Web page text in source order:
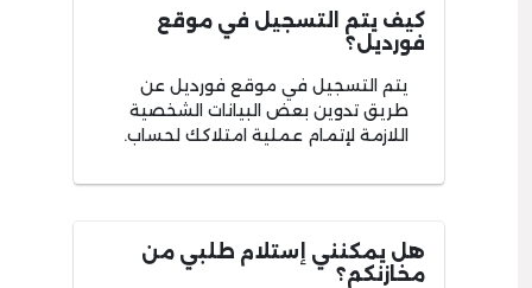
كيف يتم التسجيل في موقع
فورديل؟
يتم التسجيل في موقع فورديل عن
طريق تدوين بعض البيانات الشخصية
اللازمة لإتمام عملية امتلاكك لحساب.
هل يمكنني إستلام طلبي من
مخازنكم؟